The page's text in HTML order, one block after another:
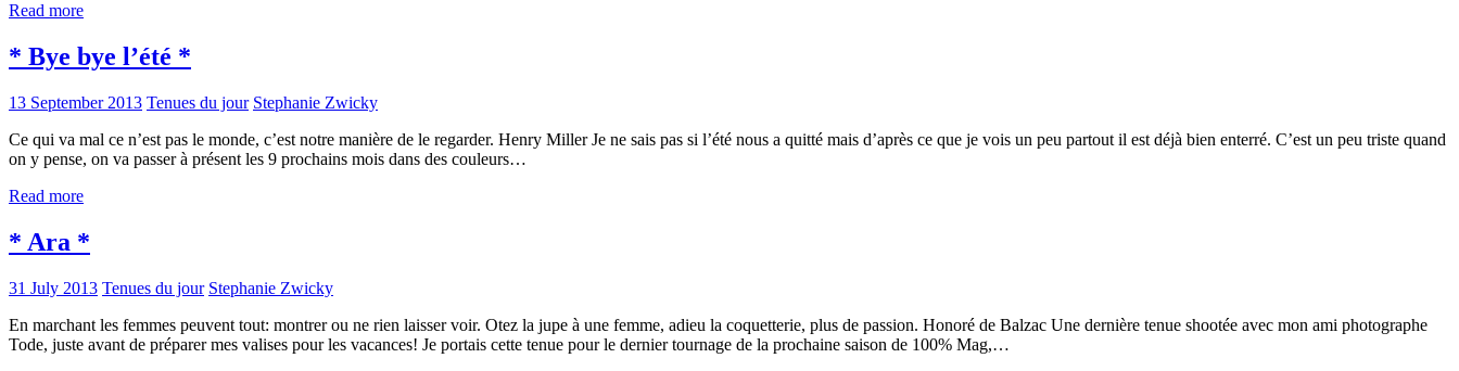
Read more
* Bye bye l’été *
13 September 2013 Tenues du jour Stephanie Zwicky
Ce qui va mal ce n’est pas le monde, c’est notre manière de le regarder. Henry Miller Je ne sais pas si l’été nous a quitté mais d’après ce que je vois un peu partout il est déjà bien enterré. C’est un peu triste quand
on y pense, on va passer à présent les 9 prochains mois dans des couleurs…
Read more
* Ara *
31 July 2013 Tenues du jour Stephanie Zwicky
En marchant les femmes peuvent tout: montrer ou ne rien laisser voir. Otez la jupe à une femme, adieu la coquetterie, plus de passion. Honoré de Balzac Une dernière tenue shootée avec mon ami photographe
Tode, juste avant de préparer mes valises pour les vacances! Je portais cette tenue pour le dernier tournage de la prochaine saison de 100% Mag,…